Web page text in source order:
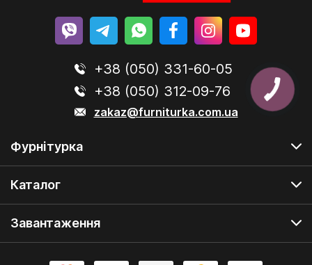
+38 (050) 331-60-05
+38 (050) 312-09-76
zakaz@furniturka.com.ua
Фурнітурка
Каталог
Завантаження